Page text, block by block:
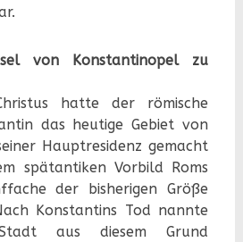
von Konstantinopel zu
hatte der römische
das heutige Gebiet von
Hauptresidenz gemacht
spätantiken Vorbild Roms
der bisherigen Größe
Konstantins Tod nannte
aus diesem Grund